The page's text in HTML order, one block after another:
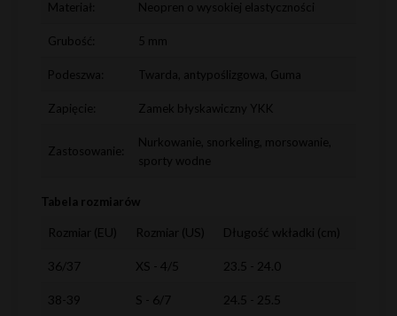
Materiał: Neopren o wysokiej elastyczności
Grubość: 5 mm
Podeszwa: Twarda, antypoślizgowa, Guma
Zapięcie: Zamek błyskawiczny YKK
Zastosowanie:
Nurkowanie, snorkeling, morsowanie,
sporty wodne
Tabela rozmiarów
Rozmiar (EU) Rozmiar (US) Długość wkładki (cm)
36/37 XS - 4/5 23.5 - 24.0
38-39 S - 6/7 24.5 - 25.5